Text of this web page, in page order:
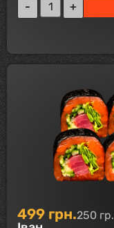
499 грн.250 гр.